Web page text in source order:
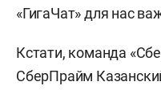
«ГигаЧат» для нас
Кстати, команда
СберПрайм